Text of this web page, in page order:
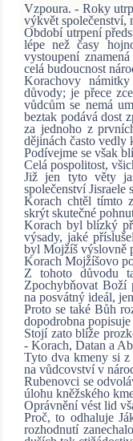
Vzpoura. - Roky
výkvět společenství,
Období utrpení
lépe než časy
vystoupení
celá budoucnost
Korachovy
důvody; je přece
vůdcům se nemá
beztak podává dost
za jednoho z
dějinách často vedly
Podívejme se však
Celá pospolitost,
Již jen tyto věty
společenství Jisraele
Korach chtěl tímto
skrýt skutečné
Korach byl blízký
výsady, jaké
byl Mojžíš výslovně
Korach Mojžíšovo
Z tohoto důvodu
Zpochybňovat Boží
na posvátný ideál,
Proto se také Bůh
dopodrobna
Stojí zato blíže
- Korach, Datan a
Tyto dva kmeny si z
na vůdcovství v
Rubenovci se
úlohu kněžského
Oprávnění vést lid
Proč, to odhaluje
rozhodnutí